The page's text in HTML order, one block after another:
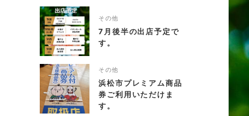
その他
7月後半の出店予定で
す。
その他
浜松市プレミアム商品
券ご利用いただけま
す。